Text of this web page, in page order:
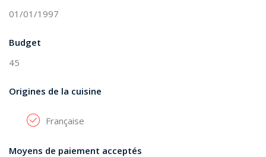
01/01/1997
Budget
45
Origines de la cuisine
Française
Moyens de paiement acceptés